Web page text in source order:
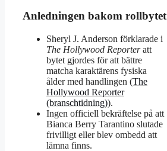
Anledningen bakom rollbytet
Sheryl J. Anderson förklarade i
The Hollywood Reporteratt
bytet gjordes för att bättre
matcha karaktärens fysiska
ålder med handlingen (The
Hollywood Reporter
(branschtidning)).
Ingen officiell bekräftelse på att
Bianca Berry Tarantino slutade
frivilligt eller blev ombedd att
lämna finns.